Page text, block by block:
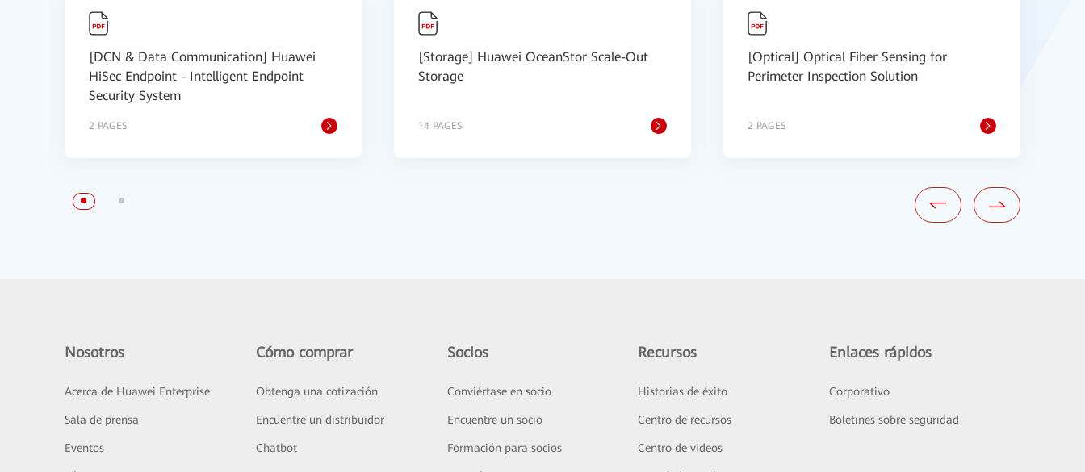
[DCN & Data Communication] Huawei
HiSec Endpoint - Intelligent Endpoint
Security System
2 PAGES
[Storage] Huawei OceanStor Scale-Out
Storage
14 PAGES
[Optical] Optical Fiber Sensing for
Perimeter Inspection Solution
2 PAGES
Nosotros
Acerca de Huawei Enterprise
Sala de prensa
Eventos
Cómo comprar
Obtenga una cotización
Encuentre un distribuidor
Chatbot
Socios
Conviértase en socio
Encuentre un socio
Formación para socios
Recursos
Historias de éxito
Centro de recursos
Centro de videos
Enlaces rápidos
Corporativo
Boletines sobre seguridad